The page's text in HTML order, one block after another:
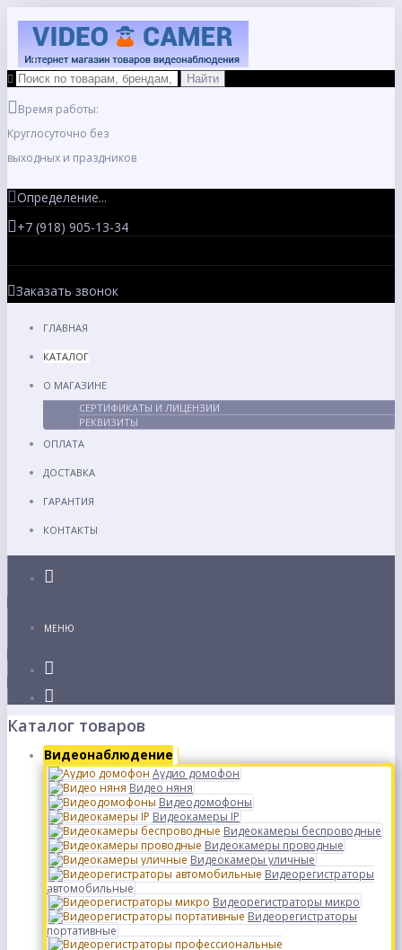
Время работы:
Круглосуточно без
выходных и праздников
Определение...
+7 (918) 905-13-34
Заказать звонок
ГЛАВНАЯ
КАТАЛОГ
О МАГАЗИНЕ
СЕРТИФИКАТЫ И ЛИЦЕНЗИИ
РЕКВИЗИТЫ
ОПЛАТА
ДОСТАВКА
ГАРАНТИЯ
КОНТАКТЫ
МЕНЮ
Каталог товаров
Видеонаблюдение
Аудио домофон
Видео няня
Видеодомофоны
Видеокамеры IP
Видеокамеры беспроводные
Видеокамеры проводные
Видеокамеры уличные
Видеорегистраторы
автомобильные
Видеорегистраторы микро
Видеорегистраторы
портативные